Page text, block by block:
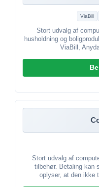
ViaBill
Stort udvalg af
husholdning og
ViaBill,
Stort udvalg af
tilbehør. Betaling kan
oplyser, at den ikke